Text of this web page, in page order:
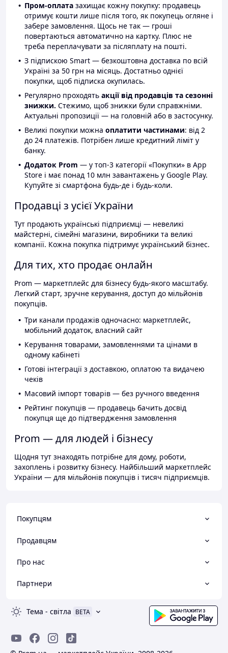
Пром-оплата захищає кожну покупку: продавець
отримує кошти лише після того, як покупець огляне і
забере замовлення. Щось не так — гроші
повертаються автоматично на картку. Плюс не
треба переплачувати за післяплату на пошті.
З підпискою Smart — безкоштовна доставка по всій
Україні за 50 грн на місяць. Достатньо однієї
покупки, щоб підписка окупилась.
Регулярно проходять акції від продавців та сезонні
знижки. Стежимо, щоб знижки були справжніми.
Актуальні пропозиції — на головній або в застосунку.
Великі покупки можна оплатити частинами: від 2
до 24 платежів. Потрібен лише кредитний ліміт у
банку.
Додаток Prom — у топ-3 категорії «Покупки» в App
Store і має понад 10 млн завантажень у Google Play.
Купуйте зі смартфона будь-де і будь-коли.
Продавці з усієї України
Тут продають українські підприємці — невеликі
майстерні, сімейні магазини, виробники та великі
компанії. Кожна покупка підтримує український бізнес.
Для тих, хто продає онлайн
Prom — маркетплейс для бізнесу будь-якого масштабу.
Легкий старт, зручне керування, доступ до мільйонів
покупців.
Три канали продажів одночасно: маркетплейс,
мобільний додаток, власний сайт
Керування товарами, замовленнями та цінами в
одному кабінеті
Готові інтеграції з доставкою, оплатою та видачею
чеків
Масовий імпорт товарів — без ручного введення
Рейтинг покупців — продавець бачить досвід
покупця ще до підтвердження замовлення
Prom — для людей і бізнесу
Щодня тут знаходять потрібне для дому, роботи,
захоплень і розвитку бізнесу. Найбільший маркетплейс
України — для мільйонів покупців і тисяч підприємців.
Покупцям
Продавцям
Про нас
Партнери
Тема - світла BETA